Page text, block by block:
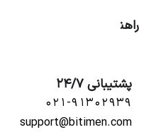
راهنمای استفاده
پشتیبانی 24/7
۰۲۱-۹۱۳۰۲۹۳۹
support@bitimen.com